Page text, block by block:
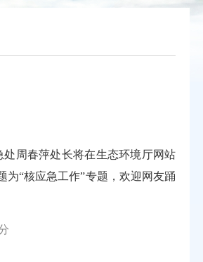
处周春萍处长将在生态环境厅网站
“核应急工作”专题，欢迎网友踊